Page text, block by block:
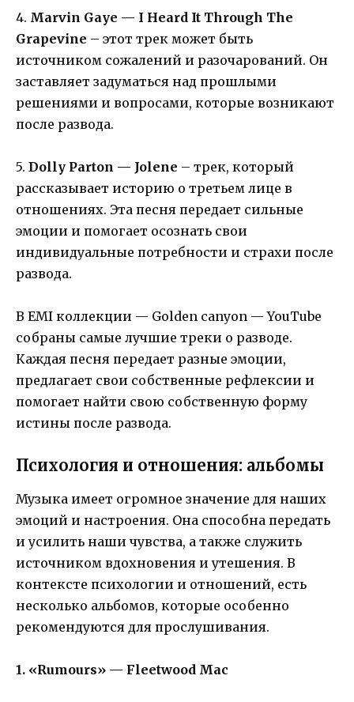
4. Marvin Gaye — I Heard It Through The
Grapevine – этот трек может быть
источником сожалений и разочарований. Он
заставляет задуматься над прошлыми
решениями и вопросами, которые возникают
после развода.
5. Dolly Parton — Jolene – трек, который
рассказывает историю о третьем лице в
отношениях. Эта песня передает сильные
эмоции и помогает осознать свои
индивидуальные потребности и страхи после
развода.
В EMI коллекции — Golden canyon — YouTube
собраны самые лучшие треки о разводе.
Каждая песня передает разные эмоции,
предлагает свои собственные рефлексии и
помогает найти свою собственную форму
истины после развода.
Психология и отношения: альбомы
Музыка имеет огромное значение для наших
эмоций и настроения. Она способна передать
и усилить наши чувства, а также служить
источником вдохновения и утешения. В
контексте психологии и отношений, есть
несколько альбомов, которые особенно
рекомендуются для прослушивания.
1. «Rumours» — Fleetwood Mac